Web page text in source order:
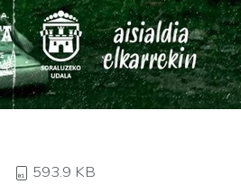
593.9 KB